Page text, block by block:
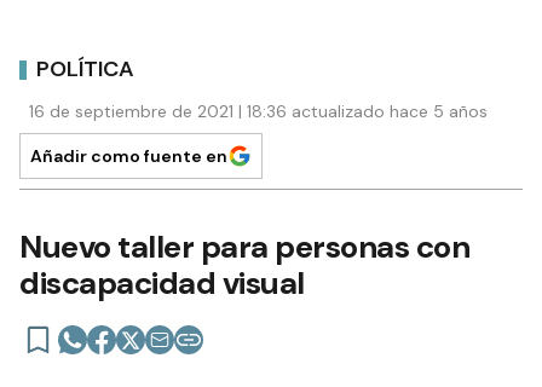
POLÍTICA
16 de septiembre de 2021 | 18:36 actualizado hace 5 años
Añadir como fuente en
Nuevo taller para personas con
discapacidad visual